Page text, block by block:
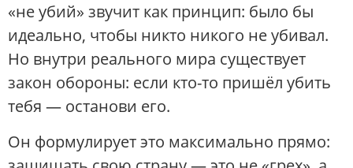
«не убий» звучит как принцип: было бы
идеально, чтобы никто никого не убивал.
Но внутри реального мира существует
закон обороны: если кто-то пришёл убить
тебя — останови его.
Он формулирует это максимально прямо: